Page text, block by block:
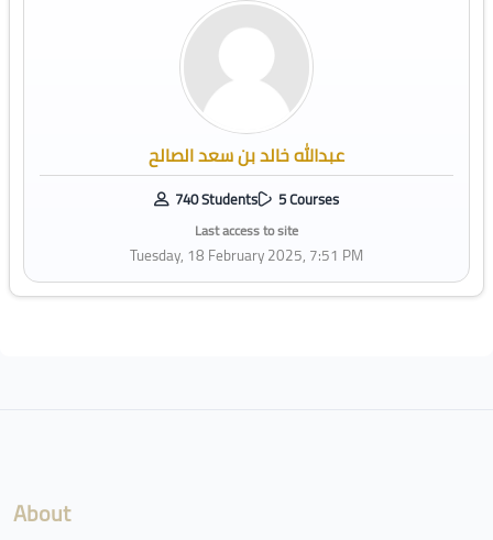
عبدالله خالد بن سعد الصالح
740 Students 5 Courses
Last access to site
Tuesday, 18 February 2025, 7:51 PM
About